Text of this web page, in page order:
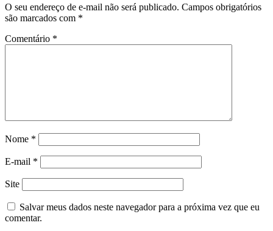
O seu endereço de e-mail não será publicado. Campos obrigatórios
são marcados com *
Comentário *
Nome *
E-mail *
Site
Salvar meus dados neste navegador para a próxima vez que eu
comentar.